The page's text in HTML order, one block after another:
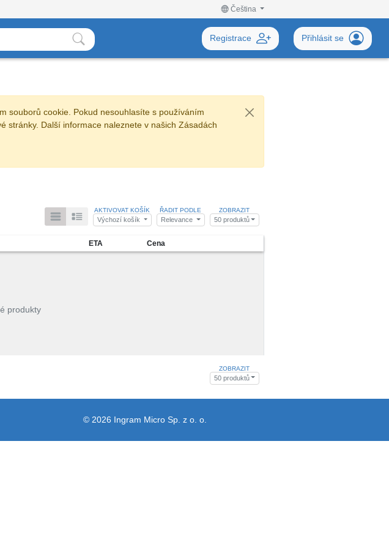
Čeština
Registrace Přihlásit se
souborů cookie. Pokud nesouhlasíte s používáním
stránky. Další informace naleznete v našich Zásadách
AKTIVOVAT KOŠÍK
Výchozí košík
ŘADIT PODLE
Relevance
ZOBRAZIT
50 produktů
ETA Cena
produkty
ZOBRAZIT
50 produktů
© 2026 Ingram Micro Sp. z o. o.